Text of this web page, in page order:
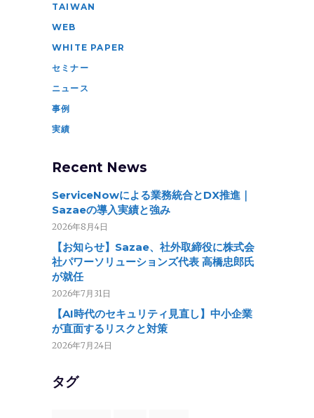
TAIWAN
WEB
WHITE PAPER
セミナー
ニュース
事例
実績
Recent News
ServiceNowによる業務統合とDX推進｜
Sazaeの導入実績と強み
2026年8月4日
【お知らせ】Sazae、社外取締役に株式会
社パワーソリューションズ代表 高橋忠郎氏
が就任
2026年7月31日
【AI時代のセキュリティ見直し】中小企業
が直面するリスクと対策
2026年7月24日
タグ